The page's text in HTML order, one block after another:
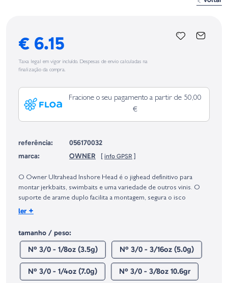
€ 6.15
Taxa legal em vigor incluído. Despesas de envio calculadas na
finalização da compra.
Fracione o seu pagamento a partir de 50,00
€
referência:
056170032
marca:
OWNER [ info GPSR ]
Europeia, dos produtos da marca, conforme requerido no Regulamento
Geral sobre a Segurança dos Produtos (GPSR):
O Owner Ultrahead Inshore Head é o jighead definitivo para
montar jerkbaits, swimbaits e uma variedade de outros vinis. O
suporte de arame duplo facilita a montagem, segura o isco
firmemente e não rasga os iscos como os suportes de arame
Ultrahead Inshore Head vem completo com olhos 3-D e anzóis
Super Needle Point incrivelmente afiados, com haste curta,
abertura larga e acabamento em cromado preto.
Quantidade - 4 Uds/Blister
ler +
tamanho / peso:
Nº 3/0 - 1/8oz (3.5g) Nº 3/0 - 3/16oz (5.0g)
Nº 3/0 - 1/4oz (7.0g) Nº 3/0 - 3/8oz 10.6gr